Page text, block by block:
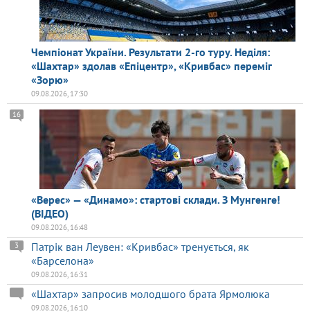
Чемпіонат України. Результати 2-го туру. Неділя:
«Шахтар» здолав «Епіцентр», «Кривбас» переміг
«Зорю»
09.08.2026, 17:30
«Верес» — «Динамо»: стартові склади. З Мунгенге!
(ВІДЕО)
16
09.08.2026, 16:48
Патрік ван Леувен: «Кривбас» тренується, як
«Барселона»
3
09.08.2026, 16:31
«Шахтар» запросив молодшого брата Ярмолюка
09.08.2026, 16:10